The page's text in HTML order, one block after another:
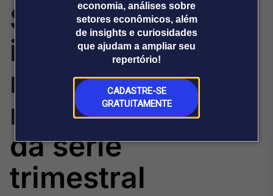
economia, análises sobre
setores econômicos, além
de insights e curiosidades
que ajudam a ampliar seu
repertório!
CADASTRE-SE
GRATUITAMENTE
Plataformas
Broadcast
Broadcast+
O mercado
financeiro em
tempo real
Broadcast
Sobre nós Releases Broadcast
Prêmio Broadcast
Analistas
Prêmio Broadcast
Empresas
Agências de
comunicação
Releases
Serasa:
inadimplência
rural fecha 2025
no maior patamar
da série
trimestral